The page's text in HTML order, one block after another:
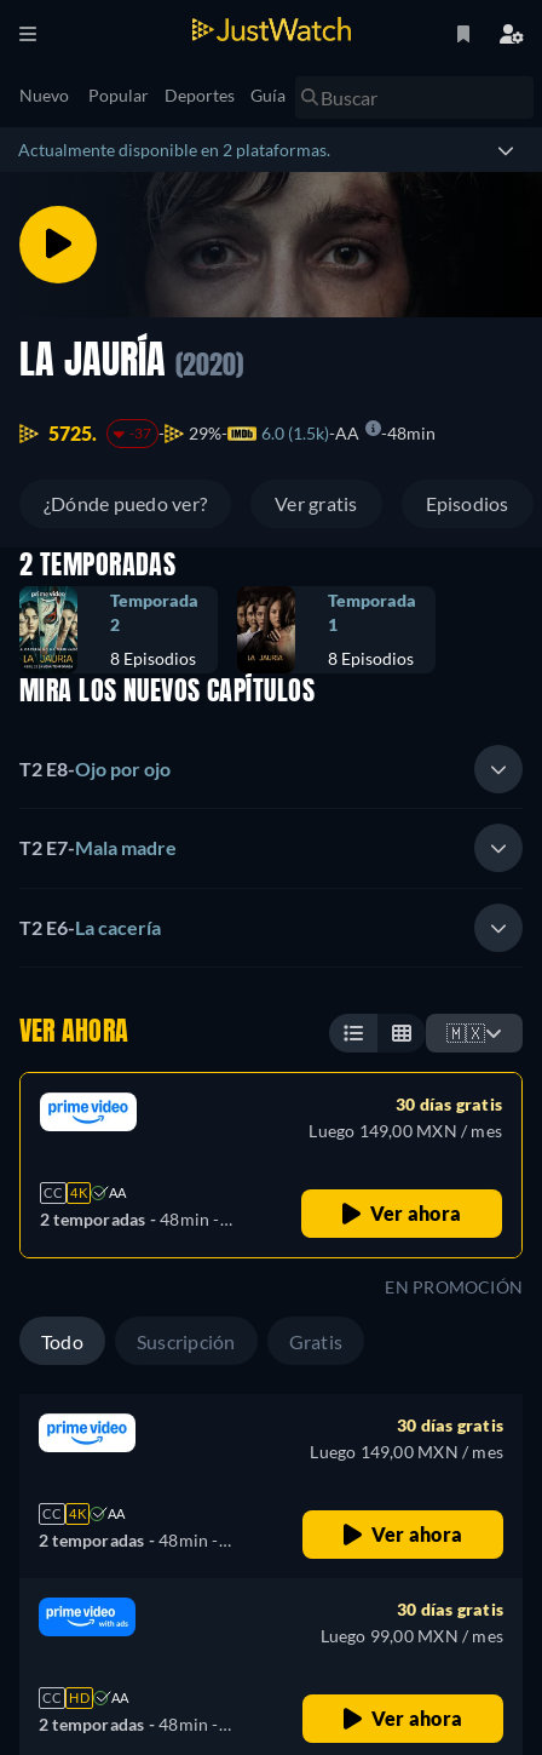
Nuevo Popular Deportes Guía
Actualmente disponible en 2 plataformas.
LA JAURÍA (2020)
5725. -37 29% 6.0 (1.5k) AA 48min
¿Dónde puedo ver? Ver gratis Episodios
2 TEMPORADAS
Temporada
2
8 Episodios
Temporada
1
8 Episodios
MIRA LOS NUEVOS CAPÍTULOS
T2 E8-Ojo por ojo
T2 E7-Mala madre
T2 E6-La cacería
VER AHORA 🇲🇽
CC 4K AA
2 temporadas -48min -
30 días gratis
Luego 149,00 MXN / mes
Ver ahora
EN PROMOCIÓN
Todo Suscripción Gratis
CC 4K AA
2 temporadas -48min -
30 días gratis
Luego 149,00 MXN / mes
Ver ahora
CC HD AA
2 temporadas -48min -
30 días gratis
Luego 99,00 MXN / mes
Ver ahora